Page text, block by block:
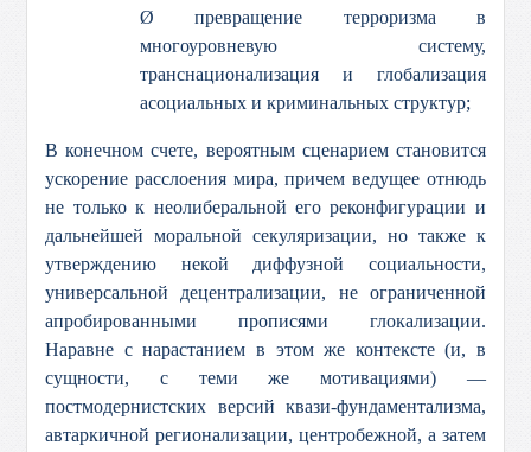
Ø превращение терроризма в
многоуровневую систему,
транснационализация и глобализация
асоциальных и криминальных структур;
В конечном счете, вероятным сценарием становится
ускорение расслоения мира, причем ведущее отнюдь
не только к неолиберальной его реконфигурации и
дальнейшей моральной секуляризации, но также к
утверждению некой диффузной социальности,
универсальной децентрализации, не ограниченной
апробированными прописями глокализации.
Наравне с нарастанием в этом же контексте (и, в
сущности, с теми же мотивациями) —
постмодернистских версий квази-фундаментализма,
автаркичной регионализации, центробежной, а затем